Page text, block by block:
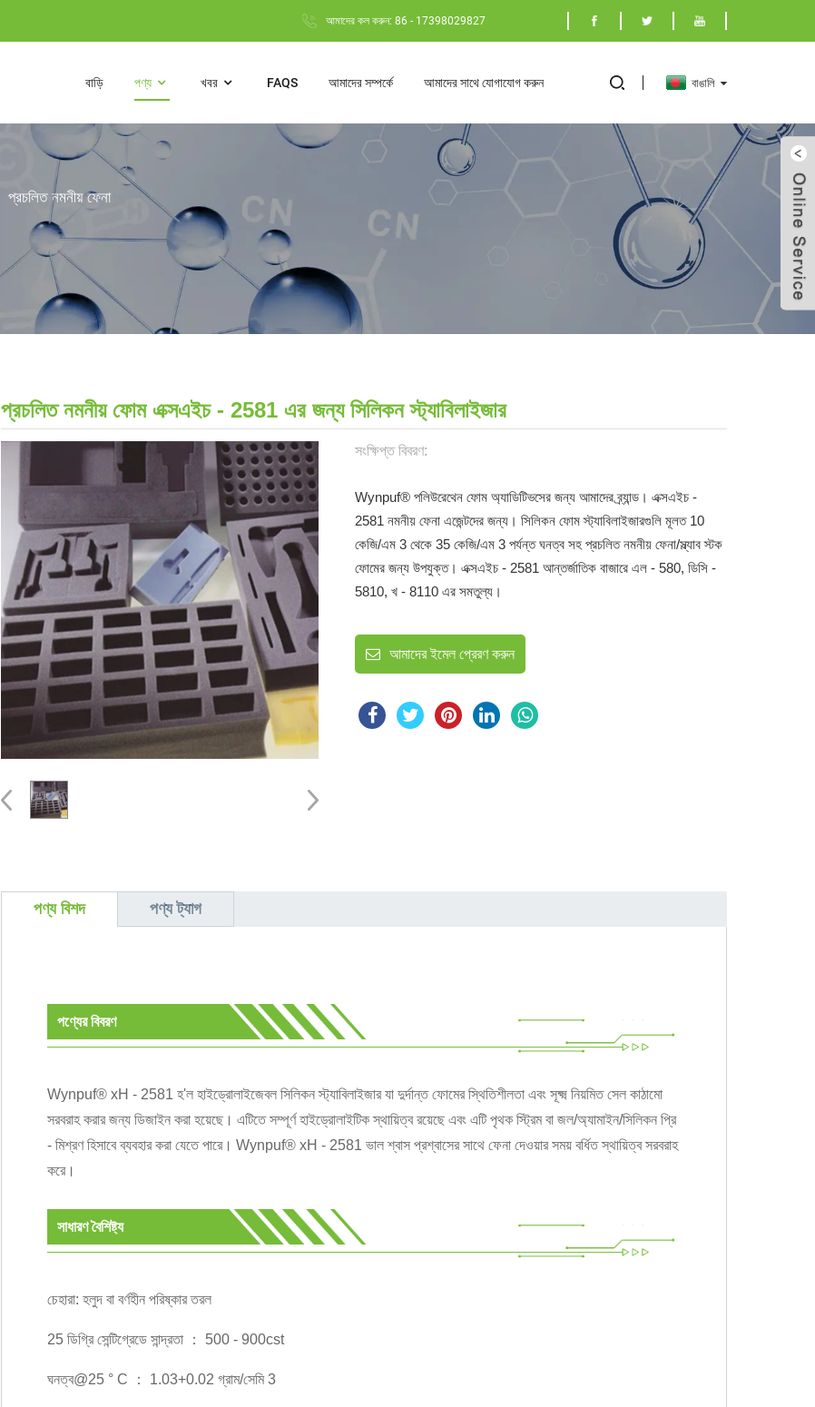
আমাদের কল করুন: 86 - 17398029827
বাড়ি পণ্য খবর FAQS আমাদের সম্পর্কে আমাদের সাথে যোগাযোগ করুন বাঙালি
প্রচলিত নমনীয় ফেনা
প্রচলিত নমনীয় ফোম এক্সএইচ - 2581 এর জন্য সিলিকন স্ট্যাবিলাইজার
সংক্ষিপ্ত বিবরণ:
Wynpuf® পলিউরেথেন ফোম অ্যাডিটিভসের জন্য আমাদের ব্র্যান্ড। এক্সএইচ -
2581 নমনীয় ফেনা এজেন্টদের জন্য। সিলিকন ফোম স্ট্যাবিলাইজারগুলি মূলত 10
কেজি/এম 3 থেকে 35 কেজি/এম 3 পর্যন্ত ঘনত্ব সহ প্রচলিত নমনীয় ফেনা/স্ল্যাব স্টক
ফোমের জন্য উপযুক্ত। এক্সএইচ - 2581 আন্তর্জাতিক বাজারে এল - 580, ডিসি -
5810, খ - 8110 এর সমতুল্য।
আমাদের ইমেল প্রেরণ করুন
পণ্য বিশদ পণ্য ট্যাগ
পণ্যের বিবরণ
Wynpuf® xH - 2581 হ'ল হাইড্রোলাইজেবল সিলিকন স্ট্যাবিলাইজার যা দুর্দান্ত ফোমের স্থিতিশীলতা এবং সূক্ষ্ম নিয়মিত সেল কাঠামো
সরবরাহ করার জন্য ডিজাইন করা হয়েছে। এটিতে সম্পূর্ণ হাইড্রোলাইটিক স্থায়িত্ব রয়েছে এবং এটি পৃথক স্ট্রিম বা জল/অ্যামাইন/সিলিকন প্রি
- মিশ্রণ হিসাবে ব্যবহার করা যেতে পারে। Wynpuf® xH - 2581 ভাল শ্বাস প্রশ্বাসের সাথে ফেনা দেওয়ার সময় বর্ধিত স্থায়িত্ব সরবরাহ
করে।
সাধারণ বৈশিষ্ট্য
চেহারা: হলুদ বা বর্ণহীন পরিষ্কার তরল
25 ডিগ্রি সেন্টিগ্রেডে সান্দ্রতা ： 500 - 900cst
ঘনত্ব@25 ° C ： 1.03+0.02 গ্রাম/সেমি 3